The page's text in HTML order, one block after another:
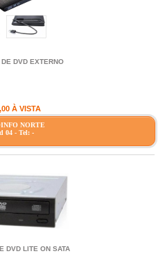
DE DVD EXTERNO
À VISTA
NORTE
04 - Tel: -
DVD LITE ON SATA